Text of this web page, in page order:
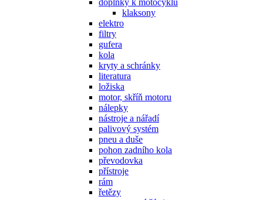
klaksony
elektro
filtry
gufera
kola
kryty a schránky
literatura
ložiska
motor, skříň motoru
nálepky
nástroje a nářadí
palivový systém
pneu a duše
pohon zadního kola
převodovka
přístroje
rám
řetězy